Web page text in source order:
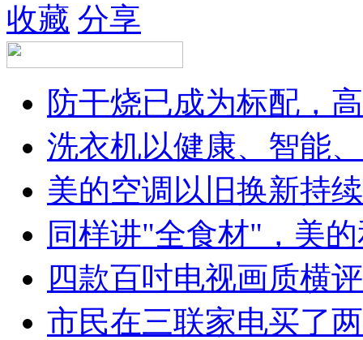
收藏 分享
防干烧已成为标配，
洗衣机以健康、智能
美的空调以旧换新持
同样讲"全食材"，美
四款百吋电视画质横
市民在三联家电买了